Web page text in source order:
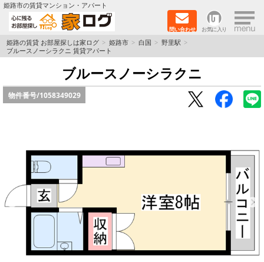
姫路市の賃貸マンション・アパート
問い合わせ お気に入り ×
TOPページ
ペットOK物件
保証人不要物件
初期費用リーズナブル物件
都市ガス物件
路線·駅から探す
姫路の賃貸 お部屋探しは家ログ 姫路市 白国
野里駅
ブルースノーシラクニ 賃貸アパート
ブルースノーシラクニ
物件番号/1058349029